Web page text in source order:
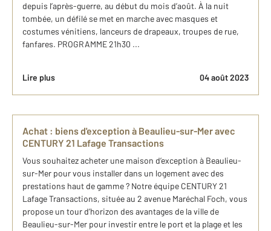
depuis l’après-guerre, au début du mois d’août. À la nuit
tombée, un défilé se met en marche avec masques et
costumes vénitiens, lanceurs de drapeaux, troupes de rue,
fanfares. PROGRAMME 21h30 ...
Lire plus 04 août 2023
Achat : biens d'exception à Beaulieu-sur-Mer avec
CENTURY 21 Lafage Transactions
Vous souhaitez acheter une maison d’exception à Beaulieu-
sur-Mer pour vous installer dans un logement avec des
prestations haut de gamme ? Notre équipe CENTURY 21
Lafage Transactions, située au 2 avenue Maréchal Foch, vous
propose un tour d’horizon des avantages de la ville de
Beaulieu-sur-Mer pour investir entre le port et la plage et les